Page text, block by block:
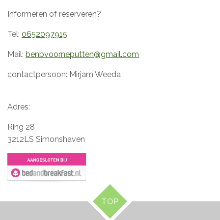
Informeren of reserveren?
Tel: 0652097915
Mail: benbvoorneputten@gmail.com
contactpersoon: Mirjam Weeda
Adres:
Ring 28
3212LS Simonshaven
TOP